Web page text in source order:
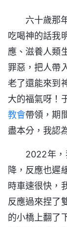
六十歲那
吃喝神的話我
應、滋養人類
罪惡，把人帶
老了還能來到
大的福氣呀！
教會帶領，期
盡本分，我認
2022年
降，反應也遲
時車速很快，
反應過來捏了
的小橋上翻了